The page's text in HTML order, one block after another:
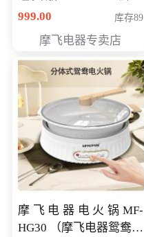
专享价399元
999.00 库存89
摩飞电器专卖店
摩飞电器电火锅MF-
HG30 （摩飞电器鸳鸯锅